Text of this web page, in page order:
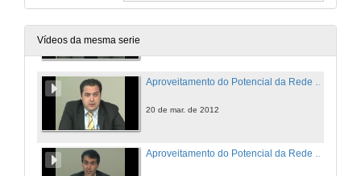
Vídeos da mesma serie
Aproveitamento do Potencial da Rede Móvil na Atención Sanitaria. Intervención Javier Álvarez
20 de mar. de 2012
Aproveitamento do Potencial da Rede Móvil na Atención Sanitaria. Intervención Héctor